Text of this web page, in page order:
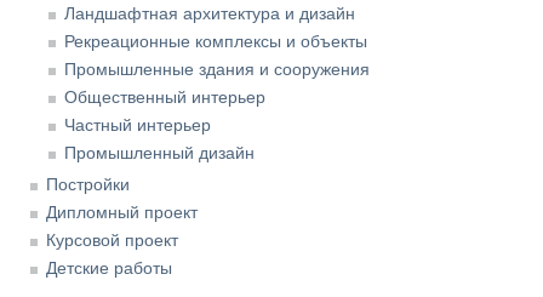
Ландшафтная архитектура и дизайн
Рекреационные комплексы и объекты
Промышленные здания и сооружения
Общественный интерьер
Частный интерьер
Промышленный дизайн
Постройки
Дипломный проект
Курсовой проект
Детские работы